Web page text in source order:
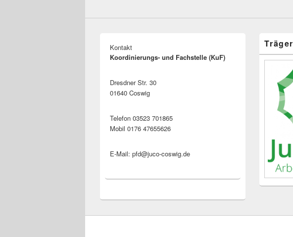
Kontakt
Koordinierungs- und Fachstelle (KuF)
Dresdner Str. 30
01640 Coswig
Telefon 03523 701865
Mobil 0176 47655626
E-Mail: pfd@juco-coswig.de
Träger